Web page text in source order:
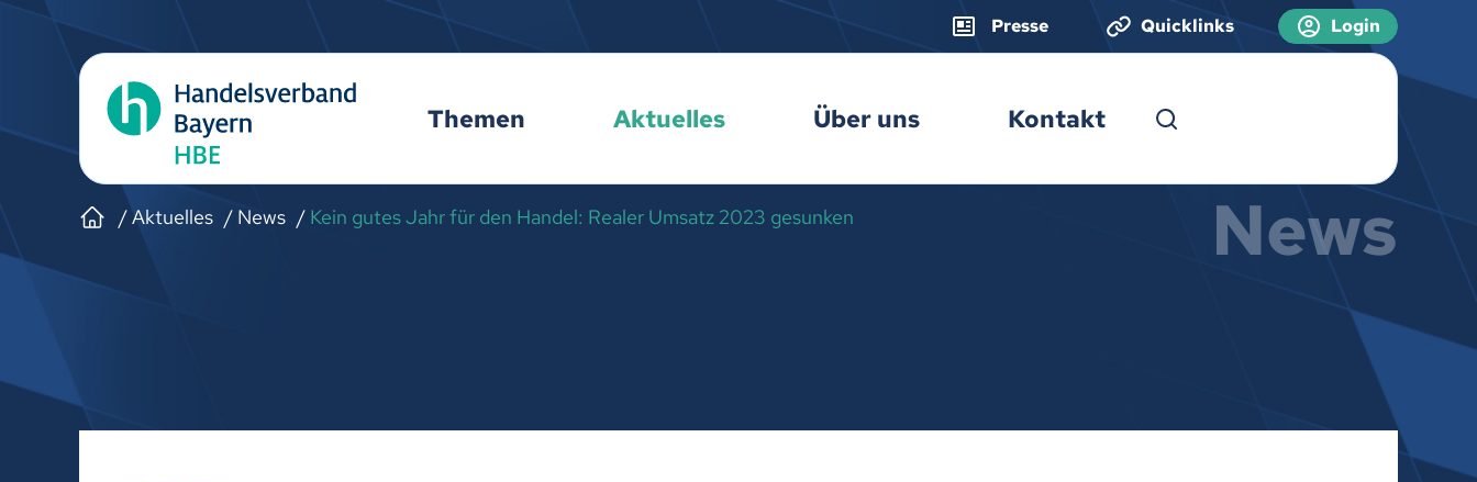
Presse Quicklinks Login
Themen Aktuelles Über uns Kontakt
Aktuelles News Kein gutes Jahr für den Handel: Realer Umsatz 2023 gesunken News